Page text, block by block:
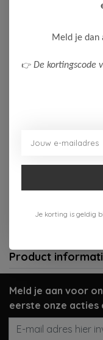
Maak een keuze:
Gratis
Verzenden 1-3
Product
Meld je aan voor
eerste onze acties
Meld je dan
👉 De kortingscode
Je korting is geldig